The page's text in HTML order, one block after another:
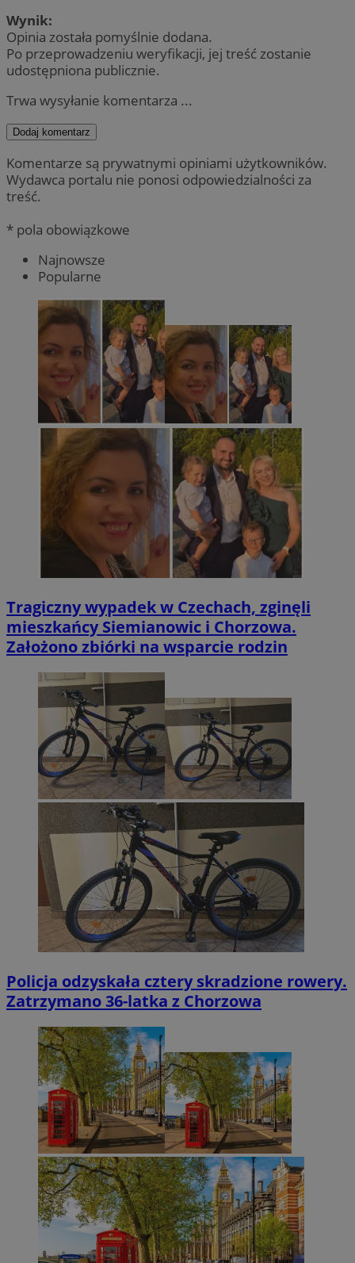
Wynik:
Opinia została pomyślnie dodana.
Po przeprowadzeniu weryfikacji, jej treść zostanie
udostępniona publicznie.
Trwa wysyłanie komentarza ...
Dodaj komentarz
Komentarze są prywatnymi opiniami użytkowników.
Wydawca portalu nie ponosi odpowiedzialności za
treść.
* pola obowiązkowe
Najnowsze
Popularne
Tragiczny wypadek w Czechach, zginęli
mieszkańcy Siemianowic i Chorzowa.
Założono zbiórki na wsparcie rodzin
Policja odzyskała cztery skradzione rowery.
Zatrzymano 36-latka z Chorzowa